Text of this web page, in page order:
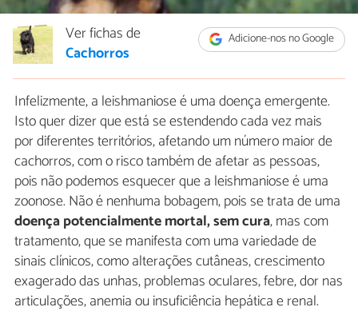
Adicione-nos no Google
Ver fichas de
Cachorros
Infelizmente, a leishmaniose é uma doença emergente.
Isto quer dizer que está se estendendo cada vez mais
por diferentes territórios, afetando um número maior de
cachorros, com o risco também de afetar as pessoas,
pois não podemos esquecer que a leishmaniose é uma
zoonose. Não é nenhuma bobagem, pois se trata de uma
doença potencialmente mortal, sem cura, mas com
tratamento, que se manifesta com uma variedade de
sinais clínicos, como alterações cutâneas, crescimento
exagerado das unhas, problemas oculares, febre, dor nas
articulações, anemia ou insuficiência hepática e renal.